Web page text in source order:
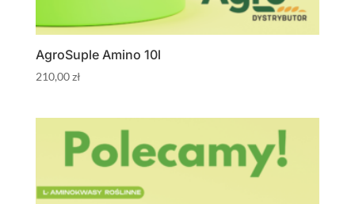
AgroSuple Amino 10l
210,00zł